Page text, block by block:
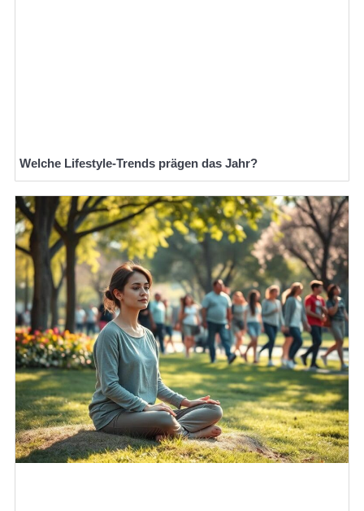
Welche Lifestyle-Trends prägen das Jahr?